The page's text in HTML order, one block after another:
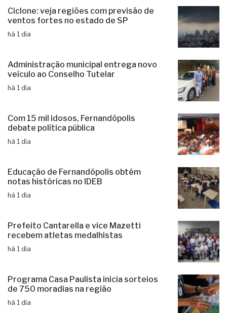
Ciclone: veja regiões com previsão de
ventos fortes no estado de SP
há 1 dia
Administração municipal entrega novo
veículo ao Conselho Tutelar
há 1 dia
Com 15 mil idosos, Fernandópolis
debate política pública
há 1 dia
Educação de Fernandópolis obtém
notas históricas no IDEB
há 1 dia
Prefeito Cantarella e vice Mazetti
recebem atletas medalhistas
há 1 dia
Programa Casa Paulista inicia sorteios
de 750 moradias na região
há 1 dia